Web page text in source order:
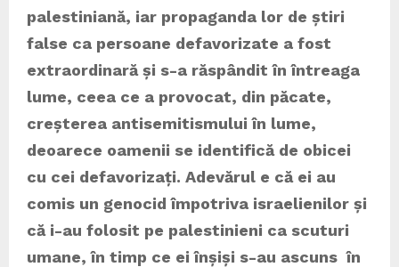
palestiniană, iar propaganda lor de știri
false ca persoane defavorizate a fost
extraordinară și s-a răspândit în întreaga
lume, ceea ce a provocat, din păcate,
creșterea antisemitismului în lume,
deoarece oamenii se identifică de obicei
cu cei defavorizați. Adevărul e că ei au
comis un genocid împotriva israelienilor și
că i-au folosit pe palestinieni ca scuturi
umane, în timp ce ei înșiși s-au ascuns în